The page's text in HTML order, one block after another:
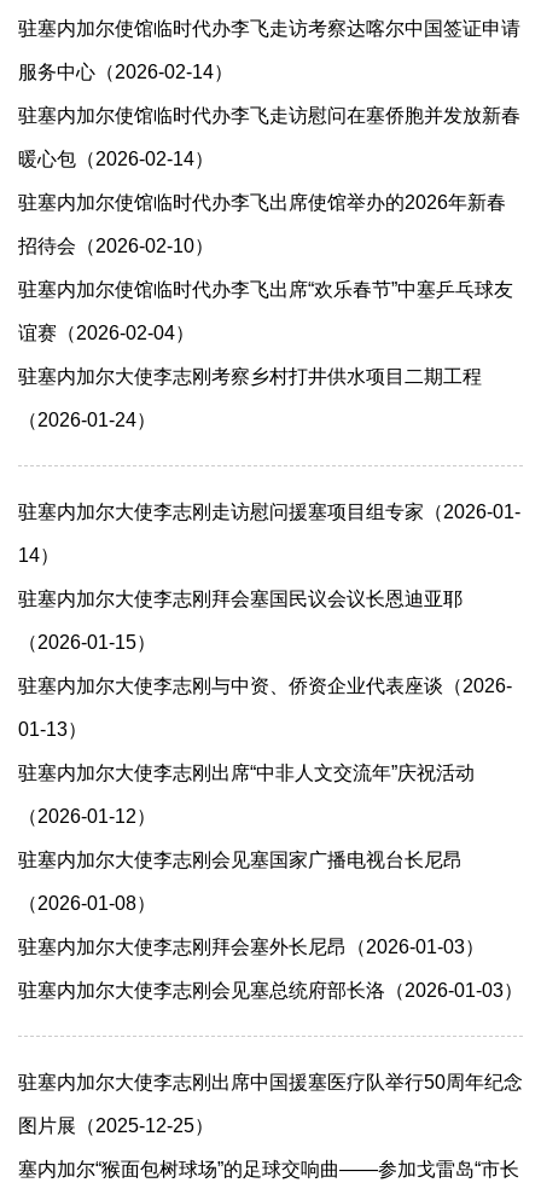
驻塞内加尔使馆临时代办李飞走访考察达喀尔中国签证申请
服务中心（2026-02-14）
驻塞内加尔使馆临时代办李飞走访慰问在塞侨胞并发放新春
暖心包（2026-02-14）
驻塞内加尔使馆临时代办李飞出席使馆举办的2026年新春
招待会（2026-02-10）
驻塞内加尔使馆临时代办李飞出席“欢乐春节”中塞乒乓球友
谊赛（2026-02-04）
驻塞内加尔大使李志刚考察乡村打井供水项目二期工程
（2026-01-24）
驻塞内加尔大使李志刚走访慰问援塞项目组专家（2026-01-
14）
驻塞内加尔大使李志刚拜会塞国民议会议长恩迪亚耶
（2026-01-15）
驻塞内加尔大使李志刚与中资、侨资企业代表座谈（2026-
01-13）
驻塞内加尔大使李志刚出席“中非人文交流年”庆祝活动
（2026-01-12）
驻塞内加尔大使李志刚会见塞国家广播电视台长尼昂
（2026-01-08）
驻塞内加尔大使李志刚拜会塞外长尼昂（2026-01-03）
驻塞内加尔大使李志刚会见塞总统府部长洛（2026-01-03）
驻塞内加尔大使李志刚出席中国援塞医疗队举行50周年纪念
图片展（2025-12-25）
塞内加尔“猴面包树球场”的足球交响曲——参加戈雷岛“市长